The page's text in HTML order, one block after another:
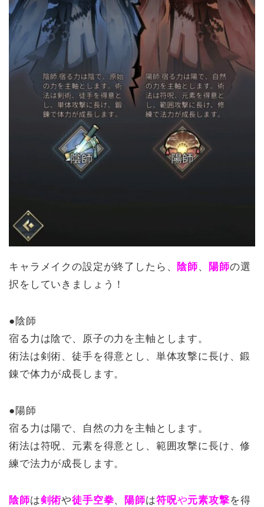
キャラメイクの設定が終了したら、 陰師、 陽師の選
択をしていきましょう！
●陰師
宿る力は陰で、原子の力を主軸とします。
術法は剣術、徒手を得意とし、単体攻撃に長け、鍛
錬で体力が成長します。
●陽師
宿る力は陽で、自然の力を主軸とします。
術法は符呪、元素を得意とし、範囲攻撃に長け、修
練で法力が成長します。
陰師は剣術や徒手空拳、 陽師は符呪や元素攻撃を得